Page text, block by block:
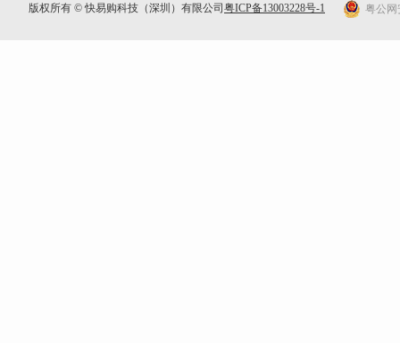
版权所有 © 快易购科技（深圳）有限公司 粤ICP备13003228号-1 粤公网